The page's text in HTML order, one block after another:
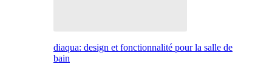
diaqua: design et fonctionnalité pour la salle de
bain